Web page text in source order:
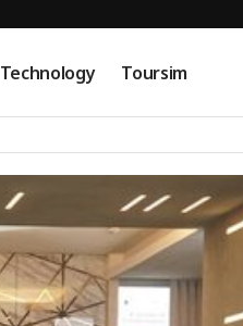
Technology Toursim